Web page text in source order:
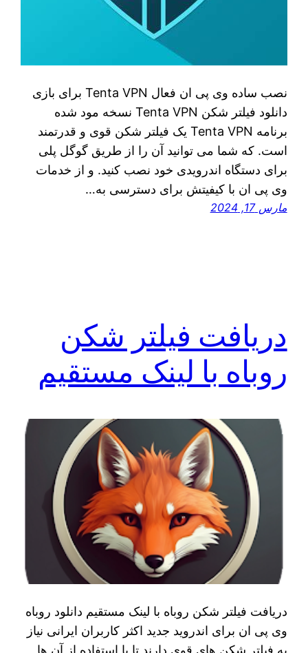
نصب ساده وی پی ان فعال Tenta VPN برای بازی
دانلود فیلتر شکن Tenta VPN نسخه مود شده
برنامه Tenta VPN یک فیلتر شکن قوی و قدرتمند
است. که شما می‌ توانید آن را از طریق گوگل پلی
برای دستگاه اندرویدی خود نصب کنید. و از خدمات
وی پی ان با کیفیتش برای دسترسی به…
مارس 17, 2024
دریافت فیلتر شکن
روباه با لینک مستقیم
دریافت فیلتر شکن روباه با لینک مستقیم دانلود روباه
وی پی ان برای اندروید جدید اکثر کاربران ایرانی نیاز